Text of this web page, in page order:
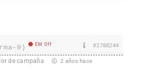
9) EM Off #2788244
de campaña 2 años hace